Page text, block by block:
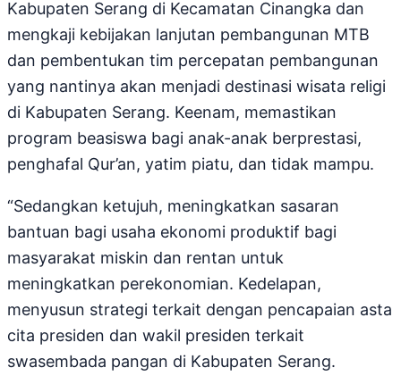
Kabupaten Serang di Kecamatan Cinangka dan
mengkaji kebijakan lanjutan pembangunan MTB
dan pembentukan tim percepatan pembangunan
yang nantinya akan menjadi destinasi wisata religi
di Kabupaten Serang. Keenam, memastikan
program beasiswa bagi anak-anak berprestasi,
penghafal Qur’an, yatim piatu, dan tidak mampu.
“Sedangkan ketujuh, meningkatkan sasaran
bantuan bagi usaha ekonomi produktif bagi
masyarakat miskin dan rentan untuk
meningkatkan perekonomian. Kedelapan,
menyusun strategi terkait dengan pencapaian asta
cita presiden dan wakil presiden terkait
swasembada pangan di Kabupaten Serang.